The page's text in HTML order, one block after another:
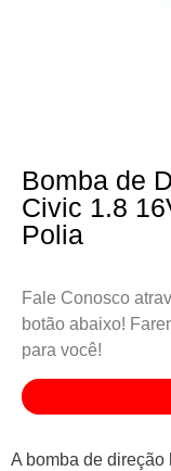
Bomba de
Civic 1.8
Polia
Fale Conosco
botão abaixo!
para você!
A bomba de